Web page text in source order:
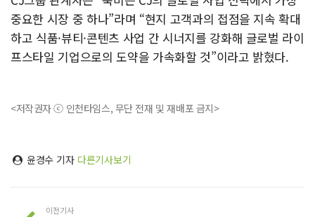
중요한 시장 중 하나”라며 “현지 고객과의 접점을 지속 확대
하고 식품·뷰티·콘텐츠 사업 간 시너지를 강화해 글로벌 라이
프스타일 기업으로의 도약을 가속화할 것”이라고 밝혔다.
<저작권자 ⓒ 인천타임스, 무단 전재 및 재배포 금지>
윤경수 기자 다른기사보기
이전기사